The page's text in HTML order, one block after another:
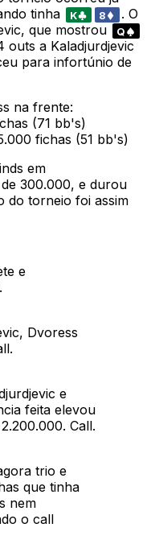
tinha K 8
. O
que mostrou
Q
outs a Kaladjurdjevic
para infortúnio de
na frente:
(71 bb's)
fichas (51 bb's)
em
300.000, e durou
do torneio foi assim
e
Dvoress
e
feita elevou
Call.
trio e
que tinha
nem
o call